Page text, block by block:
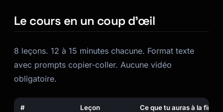
Le cours en un coup d’œil
8 leçons. 12 à 15 minutes chacune. Format texte
avec prompts copier-coller. Aucune vidéo
obligatoire.
# Leçon Ce que tu auras à la fin